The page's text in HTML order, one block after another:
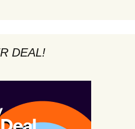
DEAL!